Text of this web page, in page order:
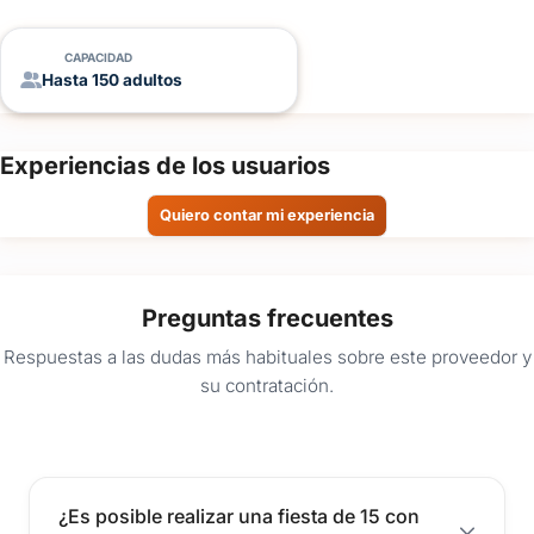
CAPACIDAD
Hasta 150 adultos
Experiencias de los usuarios
Quiero contar mi experiencia
Preguntas frecuentes
Respuestas a las dudas más habituales sobre este proveedor y
su contratación.
¿Es posible realizar una fiesta de 15 con